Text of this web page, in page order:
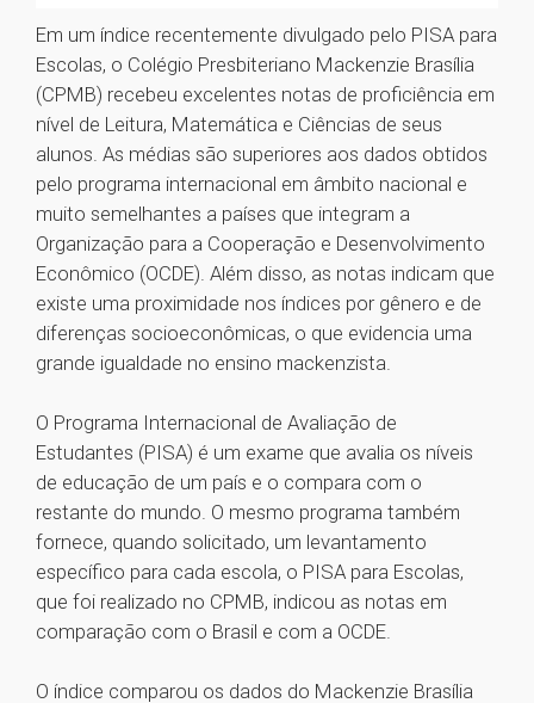
Em um índice recentemente divulgado pelo PISA para
Escolas, o Colégio Presbiteriano Mackenzie Brasília
(CPMB) recebeu excelentes notas de proficiência em
nível de Leitura, Matemática e Ciências de seus
alunos. As médias são superiores aos dados obtidos
pelo programa internacional em âmbito nacional e
muito semelhantes a países que integram a
Organização para a Cooperação e Desenvolvimento
Econômico (OCDE). Além disso, as notas indicam que
existe uma proximidade nos índices por gênero e de
diferenças socioeconômicas, o que evidencia uma
grande igualdade no ensino mackenzista.
O Programa Internacional de Avaliação de
Estudantes (PISA) é um exame que avalia os níveis
de educação de um país e o compara com o
restante do mundo. O mesmo programa também
fornece, quando solicitado, um levantamento
específico para cada escola, o PISA para Escolas,
que foi realizado no CPMB, indicou as notas em
comparação com o Brasil e com a OCDE.
O índice comparou os dados do Mackenzie Brasília